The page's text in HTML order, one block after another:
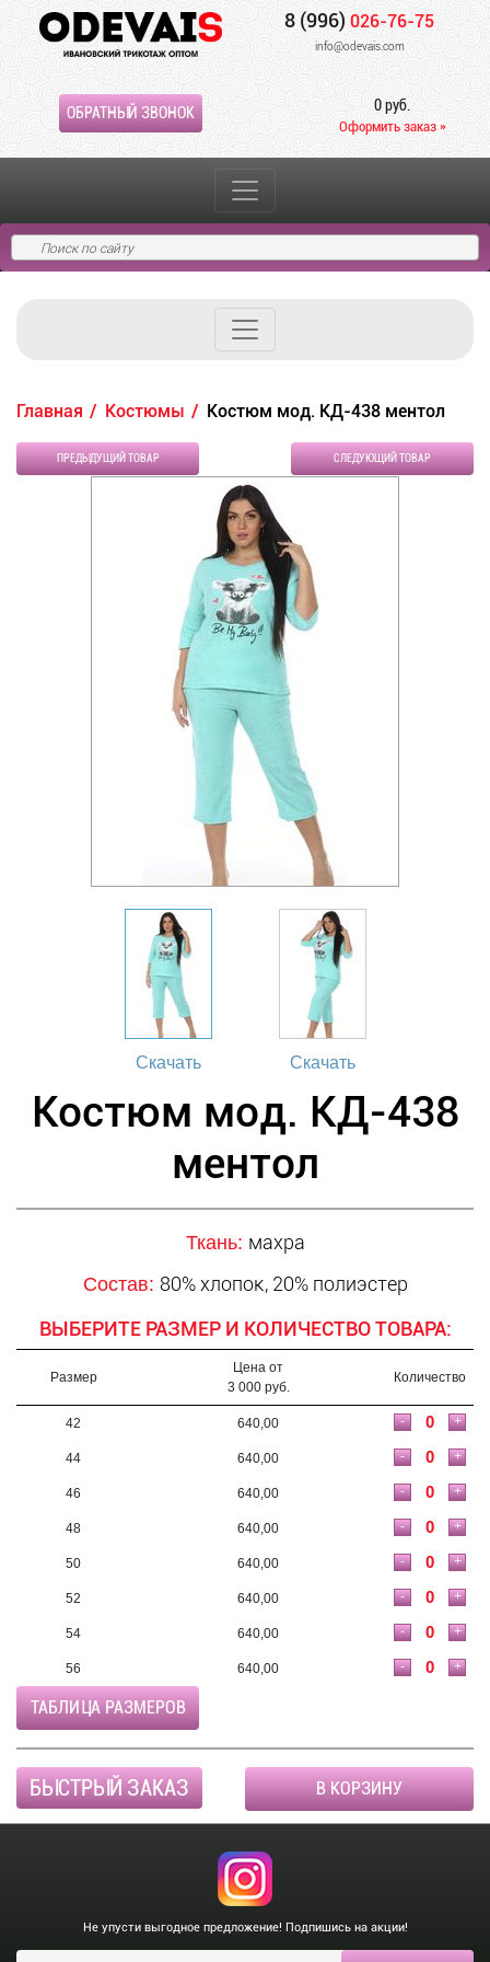
8 (996) 026-76-75
info@odevais.com
ОБРАТНЫЙ ЗВОНОК 0 руб.
Оформить заказ »
Главная Костюмы Костюм мод. КД-438 ментол
ПРЕДЫДУЩИЙ ТОВАР СЛЕДУЮЩИЙ ТОВАР
Скачать Скачать
Костюм мод. КД-438
ментол
Ткань: махра
Состав: 80% хлопок, 20% полиэстер
ВЫБЕРИТЕ РАЗМЕР И КОЛИЧЕСТВО ТОВАРА:
Размер
Цена от
3 000 руб.
Количество
42 640,00 +
-
44 640,00 +
-
46 640,00 +
-
48 640,00 +
-
50 640,00 +
-
52 640,00 +
-
54 640,00 +
-
56 640,00 +
-
ТАБЛИЦА РАЗМЕРОВ
БЫСТРЫЙ ЗАКАЗ В КОРЗИНУ
Не упусти выгодное предложение! Подпишись на акции!